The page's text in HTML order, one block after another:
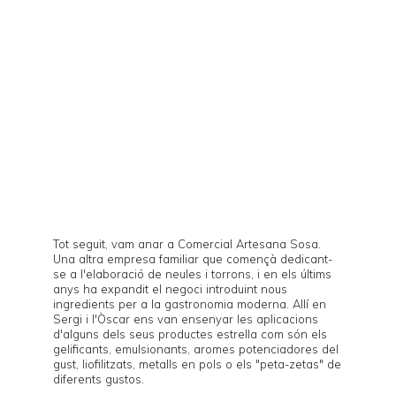
Tot seguit, vam anar a Comercial Artesana Sosa.
Una altra empresa familiar que començà dedicant-
se a l'elaboració de neules i torrons, i en els últims
anys ha expandit el negoci introduint nous
ingredients per a la gastronomia moderna. Allí en
Sergi i l'Òscar ens van ensenyar les aplicacions
d'alguns dels seus productes estrella com són els
gelificants, emulsionants, aromes potenciadores del
gust, liofilitzats, metalls en pols o els "peta-zetas" de
diferents gustos.